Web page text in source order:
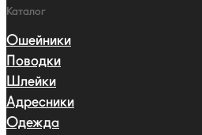
Каталог
Ошейники
Поводки
Шлейки
Адресники
Одежда